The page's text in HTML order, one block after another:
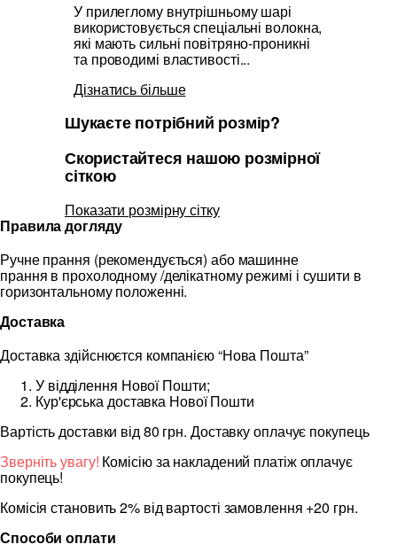
У прилеглому внутрішньому шарі
використовується спеціальні волокна,
які мають сильні повітряно-проникні
та проводимі властивості...
Дізнатись більше
Шукаєте потрібний розмір?
Скористайтеся нашою розмірної
сіткою
Показати розмірну сітку
Правила догляду
Ручне прання (рекомендується) або машинне
прання в прохолодному /делікатному режимі і сушити в
горизонтальному положенні.
Доставка
Доставка здійснюєтся компанією “Нова Пошта”
У відділення Нової Пошти;
Кур'єрська доставка Нової Пошти
Вартість доставки від 80 грн. Доставку оплачує покупець
Зверніть увагу! Комісію за накладений платіж оплачує
покупець!
Комісія становить 2% від вартості замовлення +20 грн.
Способи оплати